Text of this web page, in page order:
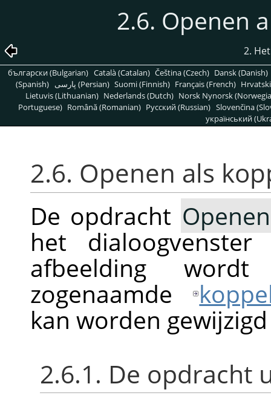
2.6. Openen
2.
български (Bulgarian) Català (Catalan) Čeština (Czech) Dansk (Danish)
(Spanish)
پارسی (Persian) Suomi (Finnish) Français (French)
Lietuvis (Lithuanian) Nederlands (Dutch) Norsk Nynorsk
Portuguese) Română (Romanian) Pусский (Russian) Slovenčina
український
2.6. Openen als
De opdracht
het
afbeelding
zogenaamde
kan worden
2.6.1. De opdracht